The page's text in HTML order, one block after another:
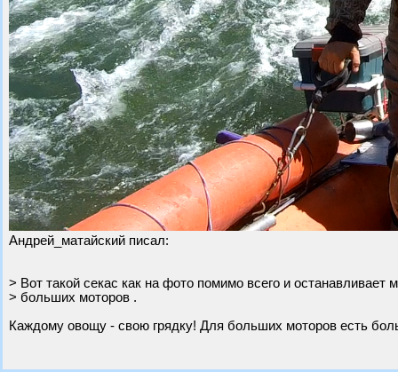
Андрей_матайский писал:
> Вот такой секас как на фото помимо всего и останавливает
> больших моторов .
Каждому овощу - свою грядку! Для больших моторов есть